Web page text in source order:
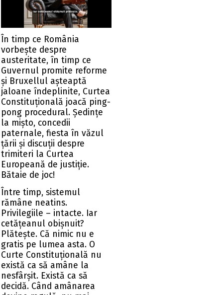
În timp ce România
vorbește despre
austeritate, în timp ce
Guvernul promite reforme
și Bruxellul așteaptă
jaloane îndeplinite, Curtea
Constituțională joacă ping-
pong procedural. Ședințe
la mișto, concedii
paternale, fiesta în văzul
țării și discuții despre
trimiteri la Curtea
Europeană de justiție.
Bătaie de joc!
Între timp, sistemul
rămâne neatins.
Privilegiile – intacte. Iar
cetățeanul obișnuit?
Plătește. Că nimic nu e
gratis pe lumea asta. O
Curte Constituțională nu
există ca să amâne la
nesfârșit. Există ca să
decidă. Când amânarea